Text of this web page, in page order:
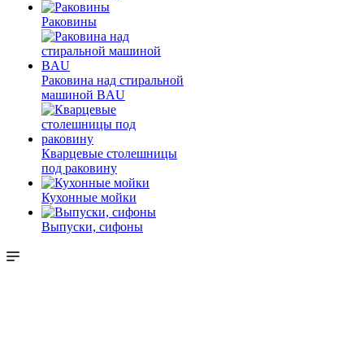
Раковины
Раковина над стиральной
машиной BAU
Кварцевые столешницы
под раковину
Кухонные мойки
Выпуски, сифоны